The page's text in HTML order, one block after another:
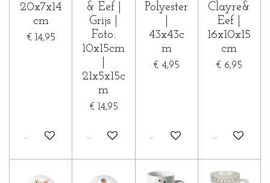
20x7x14
cm
€ 14,95
In winkelwagen
& Eef |
Grijs |
Foto:
10x15cm
21x5x15c
m
€ 14,95
In winkelwagen
Polyester
43x43c
m
€ 4,95
In winkelwagen
Clayre&
Eef |
16x10x15
cm
€ 6,95
In